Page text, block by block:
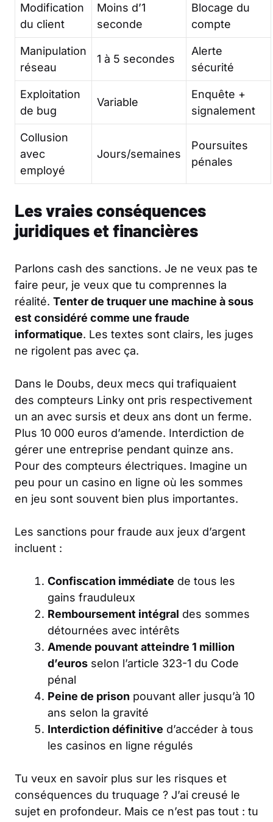
Modification
du client
Moins d’1
seconde
Blocage du
compte
Manipulation
réseau
1 à 5 secondes
Alerte
sécurité
Exploitation
de bug
Variable
Enquête +
signalement
Collusion
avec
employé
Jours/semaines
Poursuites
pénales
Les vraies conséquences
juridiques et financières
Parlons cash des sanctions. Je ne veux pas te
faire peur, je veux que tu comprennes la
réalité. Tenter de truquer une machine à sous
est considéré comme une fraude
informatique. Les textes sont clairs, les juges
ne rigolent pas avec ça.
Dans le Doubs, deux mecs qui trafiquaient
des compteurs Linky ont pris respectivement
un an avec sursis et deux ans dont un ferme.
Plus 10 000 euros d’amende. Interdiction de
gérer une entreprise pendant quinze ans.
Pour des compteurs électriques. Imagine un
peu pour un casino en ligne où les sommes
en jeu sont souvent bien plus importantes.
Les sanctions pour fraude aux jeux d’argent
incluent :
Confiscation immédiate de tous les
gains frauduleux
Remboursement intégral des sommes
détournées avec intérêts
Amende pouvant atteindre 1 million
d’euros selon l’article 323-1 du Code
pénal
Peine de prison pouvant aller jusqu’à 10
ans selon la gravité
Interdiction définitive d’accéder à tous
les casinos en ligne régulés
Tu veux en savoir plus sur les risques et
conséquences du truquage ? J’ai creusé le
sujet en profondeur. Mais ce n’est pas tout : tu